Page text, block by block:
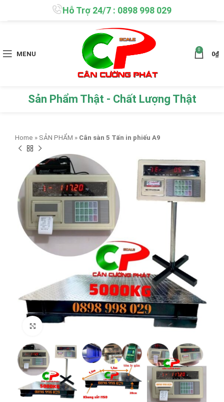
Hỗ Trợ 24/7 : 0898 998 029
MENU
0
0₫
Sản Phẩm Thật - Chất Lượng Thật
Home » SẢN PHẨM » Cân sàn 5 Tấn in phiếu A9
Click to enlarge